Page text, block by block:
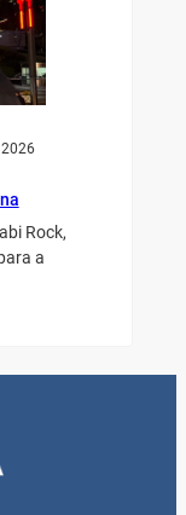
Rock,
a